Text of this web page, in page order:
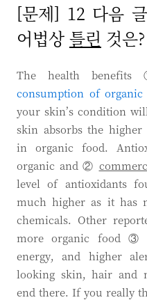
[문제] 12 다음
어법상 틀린 것은?
The health benefits
consumption of organic
your skin’s condition
skin absorbs the
in organic food.
organic and ②
level of antioxidants
much higher as it has
chemicals. Other
more organic food
energy, and higher
looking skin, hair and
end there. If you really